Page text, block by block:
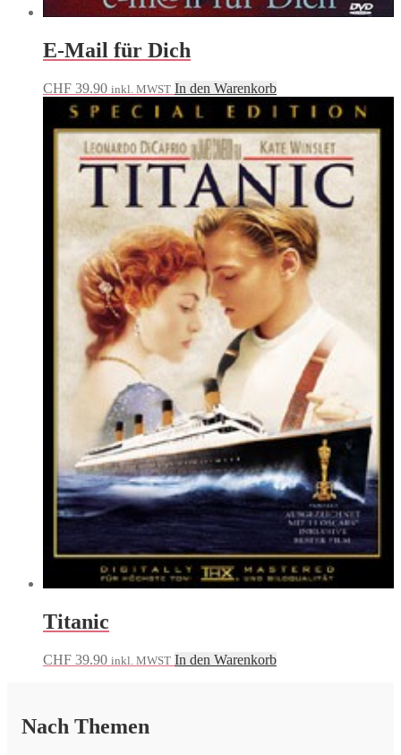
E-Mail für Dich
CHF 39.90 inkl. MWST In den Warenkorb
Titanic
CHF 39.90 inkl. MWST In den Warenkorb
Nach Themen